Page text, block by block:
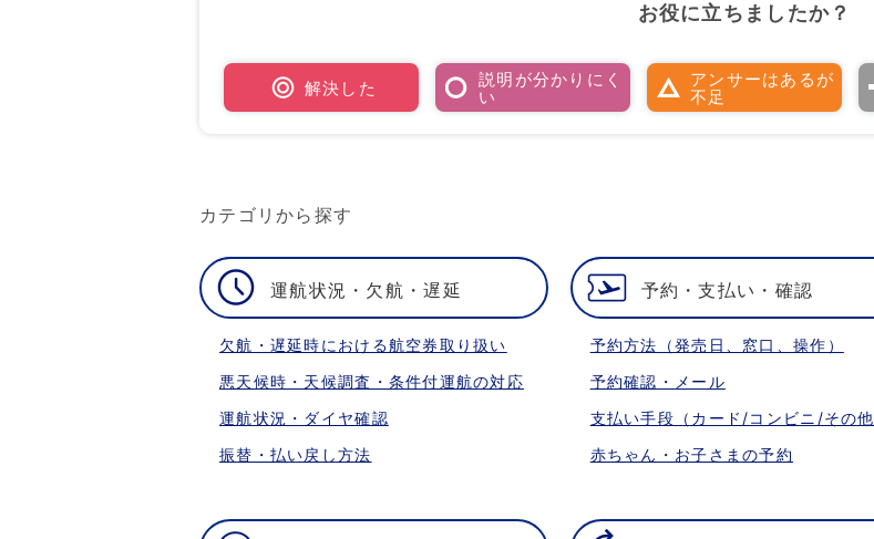
お役に立ちましたか？
解決した
説明が分かりにく
い
アンサーはあるが
不足
カテゴリから探す
運航状況・欠航・遅延
欠航・遅延時における航空券取り扱い
悪天候時・天候調査・条件付運航の対応
運航状況・ダイヤ確認
振替・払い戻し方法
予約・支払い・確認
予約方法（発売日、窓口、操作）
予約確認・メール
支払い手段（カード/コンビニ/その他
赤ちゃん・お子さまの予約